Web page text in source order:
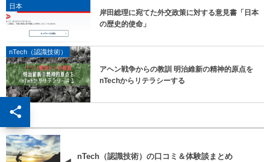
日本
岸田総理に宛てた外交政策に対する意見書「日本
の歴史的使命」
nTech（認識技術）
アヘン戦争からの教訓 明治維新の精神的原点を
nTechからリテラシーする
nTech（認識技術）の口コミ＆体験談まとめ